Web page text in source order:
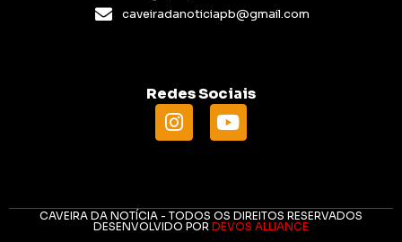
caveiradanoticiapb@gmail.com
Redes Sociais
CAVEIRA DA NOTÍCIA - TODOS OS DIREITOS RESERVADOS
DESENVOLVIDO POR DEVOS ALLIANCE